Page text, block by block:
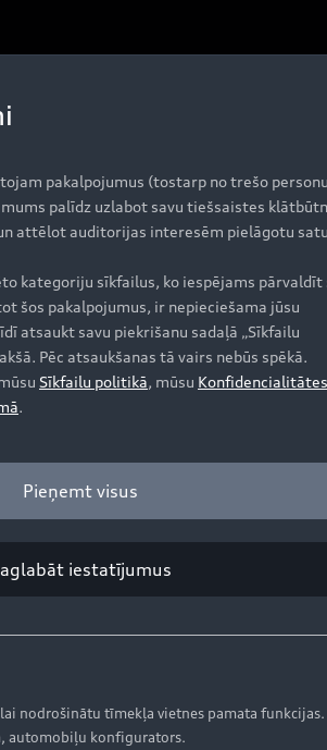
pirmais Audi S modelis ar
Nm griezes momentu, kas tiek
iepriekš. Šis dzinējs Q5 saimes
ir 250 km/h. Tāpat kā pirmajam
ātru un ērtu pārnesumu
quattro pastāvīgā visu riteņu
tiek nodota asij ar labāku saķeri.
kontrole nedaudz
jaudas sadalījumu starp riteņiem
atrodas līkuma ārpusē un ir ar
pieejams papildu komplektācijā.
pakalpojumus (tostarp no trešo personu
palīdz uzlabot savu tiešsaistes
attēlot auditorijas interesēm pielāgotu
kategoriju sīkfailus, ko iespējams pārvaldīt
šos pakalpojumus, ir nepieciešama jūsu
atsaukt savu piekrišanu sadaļā „Sīkfailu
Pēc atsaukšanas tā vairs nebūs spēkā.
Sīkfailu politikā, mūsu Konfidencialitātes
.
Pieņemt visus
iestatījumus
nodrošinātu tīmekļa vietnes pamata funkcijas.
automobiļu konfigurators.